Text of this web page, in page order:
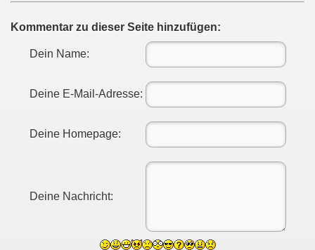
Kommentar zu dieser Seite hinzufügen:
Dein Name:
Deine E-Mail-Adresse:
Deine Homepage:
Deine Nachricht: